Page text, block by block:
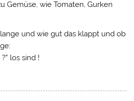
Gemüse, wie Tomaten, Gurken
und wie gut das klappt und ob
los sind !